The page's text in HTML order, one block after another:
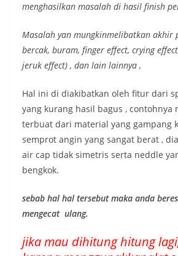
menghasilkan masalah di hasil finish
Masalah yan mungkinmelibatkan akhir
bercak, buram, finger effect, crying
jeruk effect) , dan lain lainnya ,
Hal ini di diakibatkan oleh fitur dari
yang kurang hasil bagus , contohnya
terbuat dari material yang gampang
semprot angin yang sangat berat ,
air cap tidak simetris serta neddle
bengkok.
sebab hal hal tersebut maka anda
mengecat ulang.
jika mau dihitung hitung